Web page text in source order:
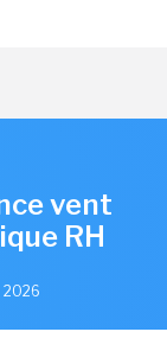
vent
RH
2026